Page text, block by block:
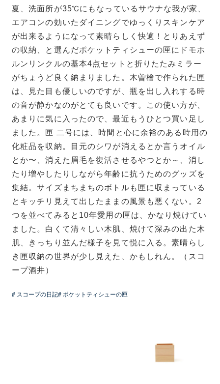
夏、洗面所が35℃にもなっているサウナな我が家、
エアコンの効いたダイニングでゆっくりスキンケア
が出来るようになって素晴らしく快適！とりあえず
の収納、と選んだポケットティシューの匣にドモホ
ルンリンクルの基本4点セットと折りたたみミラー
がちょうど良く納まりました。木曽檜で作られた匣
は、見た目も優しいのですが、瓶を出し入れする時
の音が静かなのがとても良いです。この使い方が、
あまりに気に入ったので、最近もうひとつ買い足し
ました。匣 二号には、時間と心に余裕のある時用の
化粧品を収納。目元のシワが消えるとか言うオイル
とか〜、消えた眉毛を復活させるやつとか～、消し
たり増やしたりしながら年齢に抗うためのグッズを
集結。サイズまちまちのボトルも匣に収まっている
とキッチリ見えて出したままの風景も悪くない。2
つを並べてみると10年愛用の匣は、かなり焼けてい
ました。白くて清々しい木肌、焼けて深みの出た木
肌、きっちり並んだ様子を見て悦に入る。素晴らし
き匣収納の世界が少し見えた、かもしれん。（スコ
ープ酒井）
# スコープの日記# ポケットティシューの匣